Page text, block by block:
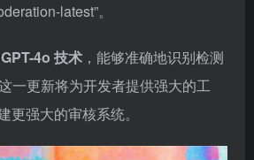
latest”。
4o 技术 ，能够准确地识别检测
一更新将为开发者提供强大的工
更强大的审核系统。